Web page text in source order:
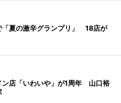
「夏の激辛グランプリ」 18店が
ン店「いわいや」が1周年 山口裕